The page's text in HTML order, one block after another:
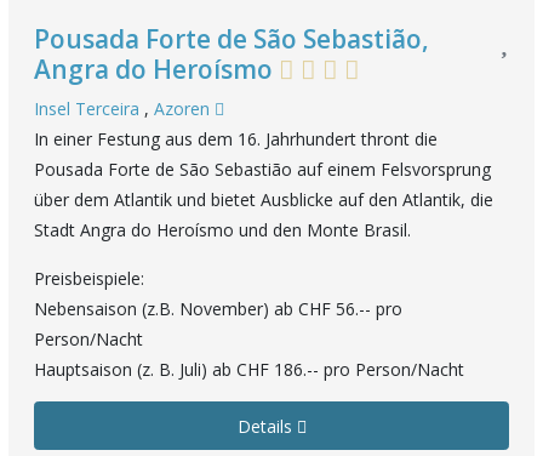
Pousada Forte de São Sebastião,
Angra do Heroísmo
Insel Terceira , Azoren
In einer Festung aus dem 16. Jahrhundert thront die
Pousada Forte de São Sebastião auf einem Felsvorsprung
über dem Atlantik und bietet Ausblicke auf den Atlantik, die
Stadt Angra do Heroísmo und den Monte Brasil.
Preisbeispiele:
Nebensaison (z.B. November) ab CHF 56.-- pro
Person/Nacht
Hauptsaison (z. B. Juli) ab CHF 186.-- pro Person/Nacht
Details